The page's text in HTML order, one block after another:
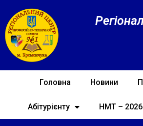
Головна Новини
Абітурієнту НМТ – 2026